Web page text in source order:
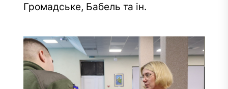
Громадське, Бабель та ін.